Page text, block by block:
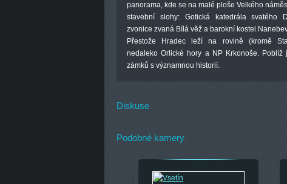
panorama, kde se na malé ploše Velkého
stavební slohy: Gotická katedrála svatého
zvonice zvaná Bílá věž a barokní kostel
Přestože Hradec leží na rovině (kromě
nedaleko Orlické hory a NP Krkonoše.
zámků s významnou historií.
Diskuse
Podobné kamery